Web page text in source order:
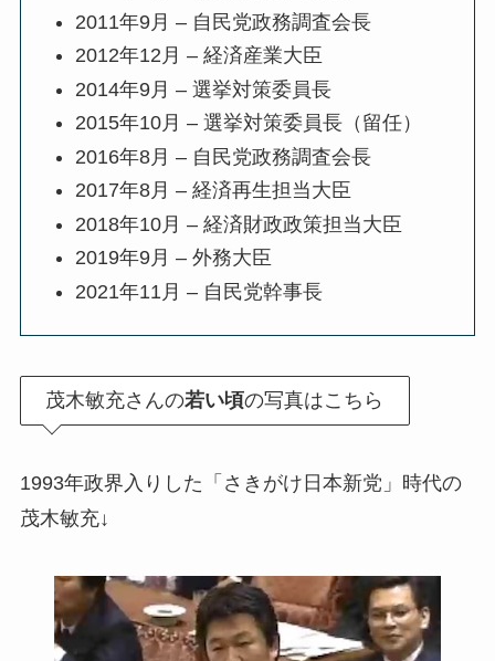
2011年9月 – 自民党政務調査会長
2012年12月 – 経済産業大臣
2014年9月 – 選挙対策委員長
2015年10月 – 選挙対策委員長（留任）
2016年8月 – 自民党政務調査会長
2017年8月 – 経済再生担当大臣
2018年10月 – 経済財政政策担当大臣
2019年9月 – 外務大臣
2021年11月 – 自民党幹事長
茂木敏充さんの若い頃の写真はこちら
1993年政界入りした「さきがけ日本新党」時代の
茂木敏充↓